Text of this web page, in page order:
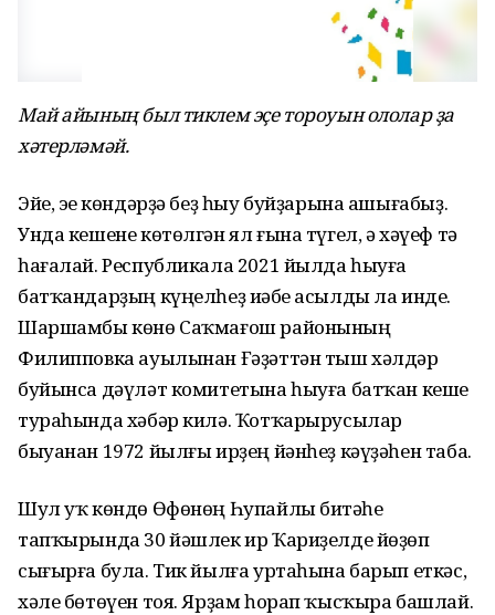
Май айының был тиклем эҫе тороуын ололар ҙа
хәтерләмәй.
Эйе, эҫе көндәрҙә беҙ һыу буйҙарына ашығабыҙ.
Унда кешене көтөлгән ял ғына түгел, ә хәүеф тә
һағалай. Республикала 2021 йылда һыуға
батҡандарҙың күңелһеҙ иҫәбе асылды ла инде.
Шаршамбы көнө Саҡмағош районының
Филипповка ауылынан Ғәҙәттән тыш хәлдәр
буйынса дәүләт комитетына һыуға батҡан кеше
тураһында хәбәр килә. Ҡотҡарырусылар
быуанан 1972 йылғы ирҙең йәнһеҙ кәүҙәһен таба.
Шул уҡ көндө Өфөнөң Һупайлы биҫтәһе
тапҡырында 30 йәшлек ир Ҡариҙелде йөҙөп
сығырға була. Тик йылға уртаһына барып еткәс,
хәле бөтөүен тоя. Ярҙам һорап ҡысҡыра башлай.